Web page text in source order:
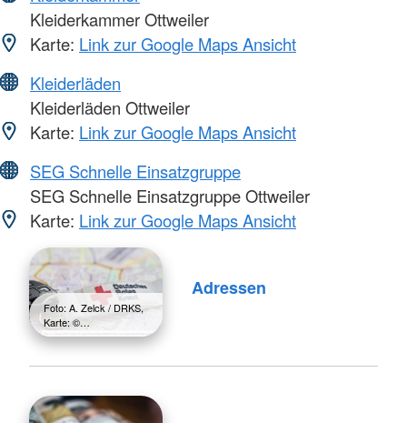
Kleiderkammer Ottweiler
Karte: Link zur Google Maps Ansicht
Kleiderläden
Kleiderläden Ottweiler
Karte: Link zur Google Maps Ansicht
SEG Schnelle Einsatzgruppe
SEG Schnelle Einsatzgruppe Ottweiler
Karte: Link zur Google Maps Ansicht
Foto: A. Zelck / DRKS,
Karte: ©…
Adressen